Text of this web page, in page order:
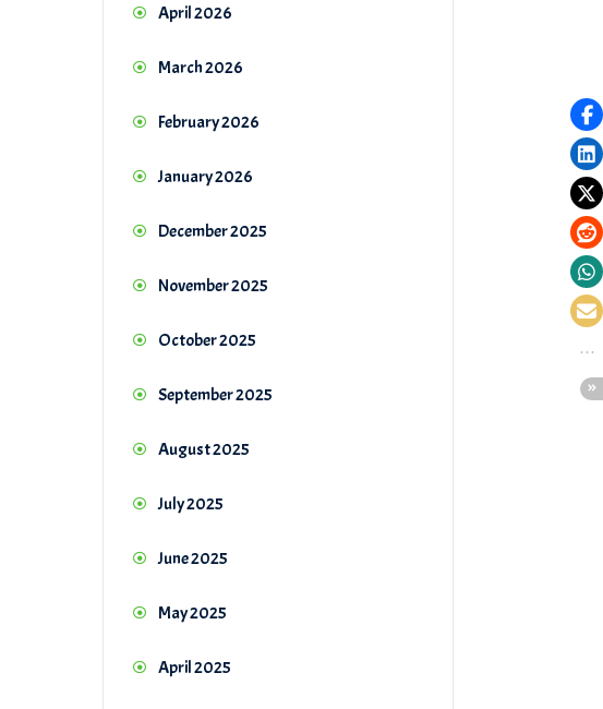
April 2026
March 2026
February 2026
January 2026
December 2025
November 2025
October 2025
September 2025
August 2025
July 2025
June 2025
May 2025
April 2025